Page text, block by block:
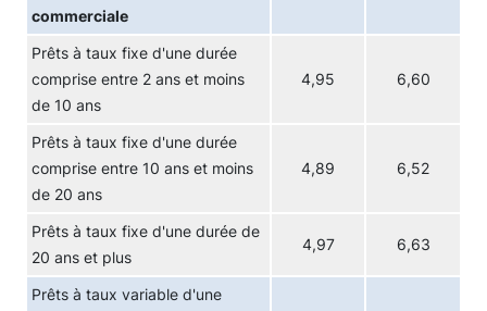
commerciale
Prêts à taux fixe d'une durée
comprise entre 2 ans et moins
de 10 ans
4,95 6,60
Prêts à taux fixe d'une durée
comprise entre 10 ans et moins
de 20 ans
4,89 6,52
Prêts à taux fixe d'une durée de
20 ans et plus
4,97 6,63
Prêts à taux variable d'une